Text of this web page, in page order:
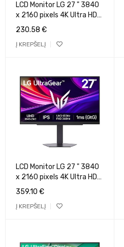
LCD Monitor LG 27 " 3840
x 2160 pixels 4K Ultra HD
Native aspect ratio 16:9
230.58 €
Į KREPŠELĮ
LCD Monitor LG 27 " 3840
x 2160 pixels 4K Ultra HD
Native aspect ratio 16:9
359.10 €
Į KREPŠELĮ